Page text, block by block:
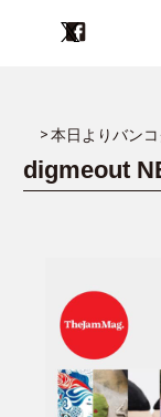
本日よりバンコ
digmeout